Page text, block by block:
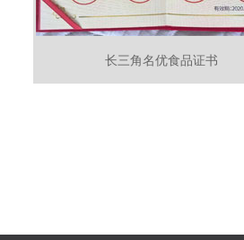
长三角名优食品证书